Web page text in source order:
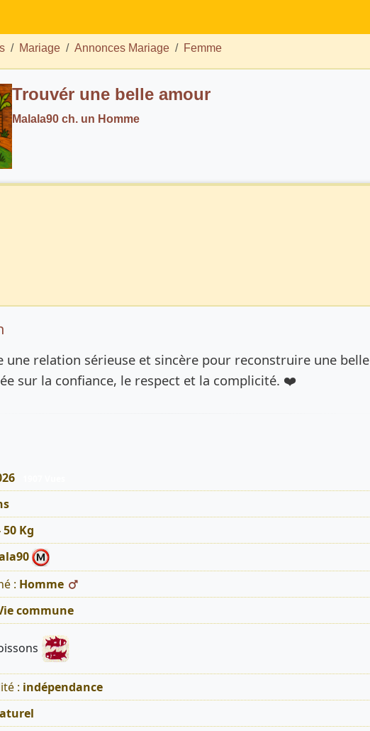
Mariage Annonces Mariage Femme
Trouvér une belle amour
Malala90 ch. un Homme
de l’annonce
une relation sérieuse et sincère pour reconstruire une belle
sur la confiance, le respect et la complicité. ❤️
50 Kg
: Homme
commune
: indépendance